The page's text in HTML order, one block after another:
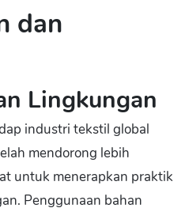
dan
Lingkungan
industri tekstil global
mendorong lebih
untuk menerapkan praktik
Penggunaan bahan